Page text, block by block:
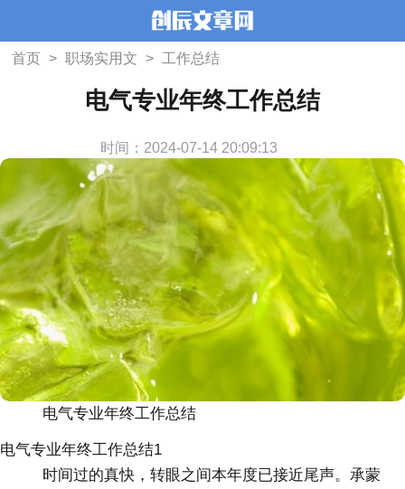
首页 > 职场实用文 > 工作总结
电气专业年终工作总结
时间：2024-07-14 20:09:13
电气专业年终工作总结
电气专业年终工作总结1
时间过的真快，转眼之间本年度已接近尾声。承蒙